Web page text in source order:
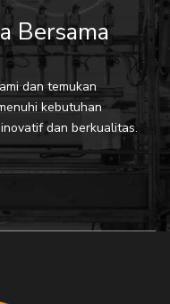
Bersama
dan temukan
kebutuhan
dan berkualitas.